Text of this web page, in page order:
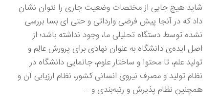
شاید هیچ جایی از مختصات وضعیت جاری را نتوان نشان
داد که در آنجا پیش فرضی وارداتی و حتی ای بسا بررسی
نشده‌ توسط دستگاه تحلیلی ما، وجود نداشته باشد؛ از
اصل ایده‌ی دانشگاه به عنوان نهادی برای پرورش عالِم و
تولید علم، تا محتوا و ساختار علوم، جانمایی دانشگاه در
نظام تولید و مصرف نیروی انسانی کشور، نظام ارزیابی آن و
همچنین نظام پذیرش و رتبه‌بندی و …